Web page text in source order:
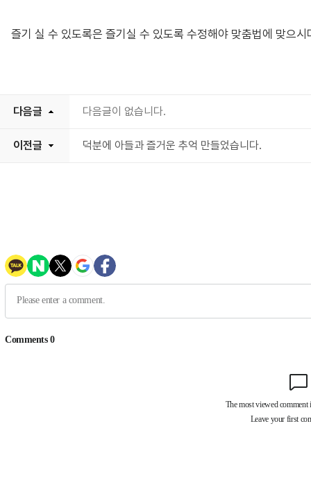
즐기 실 수 있도록은 즐기실 수 있도록 수정해야 맞춤법에 맞으시
다음글 다음글이 없습니다.
이전글 덕분에 아들과 즐거운 추억 만들었습니다.